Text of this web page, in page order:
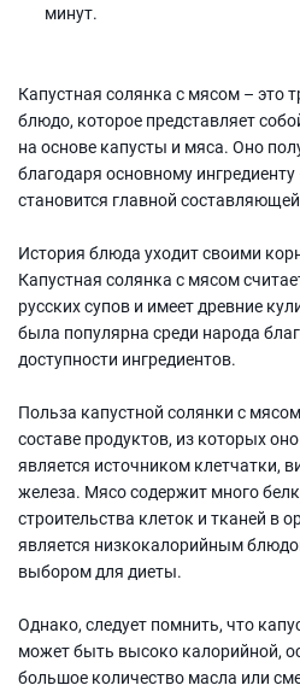
минут.
Капустная солянка с мясом – это
блюдо, которое представляет
на основе капусты и мяса. Оно
благодаря основному ингредиенту
становится главной
История блюда уходит своими
Капустная солянка с мясом
русских супов и имеет древние
была популярна среди народа
доступности ингредиентов.
Польза капустной солянки с
составе продуктов, из которых
является источником клетчатки,
железа. Мясо содержит много
строительства клеток и тканей в
является низкокалорийным
выбором для диеты.
Однако, следует помнить, что
может быть высоко калорийной,
большое количество масла или